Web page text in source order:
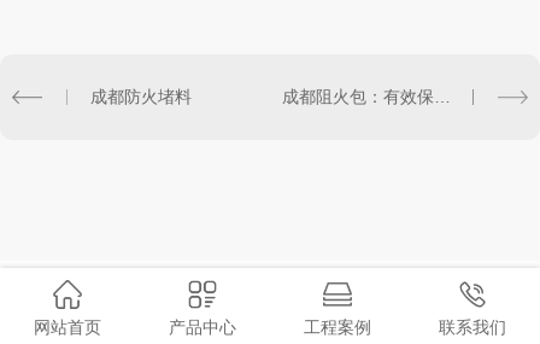
成都防火堵料
网站首页 产品中心 工程案例 联系我们